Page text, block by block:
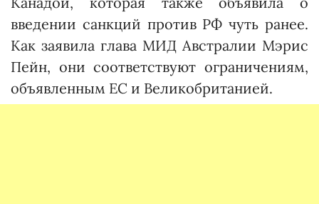
введении санкций против РФ чуть ранее.
Как заявила глава МИД Австралии Мэрис
Пейн, они соответствуют ограничениям,
объявленным ЕС и Великобританией.